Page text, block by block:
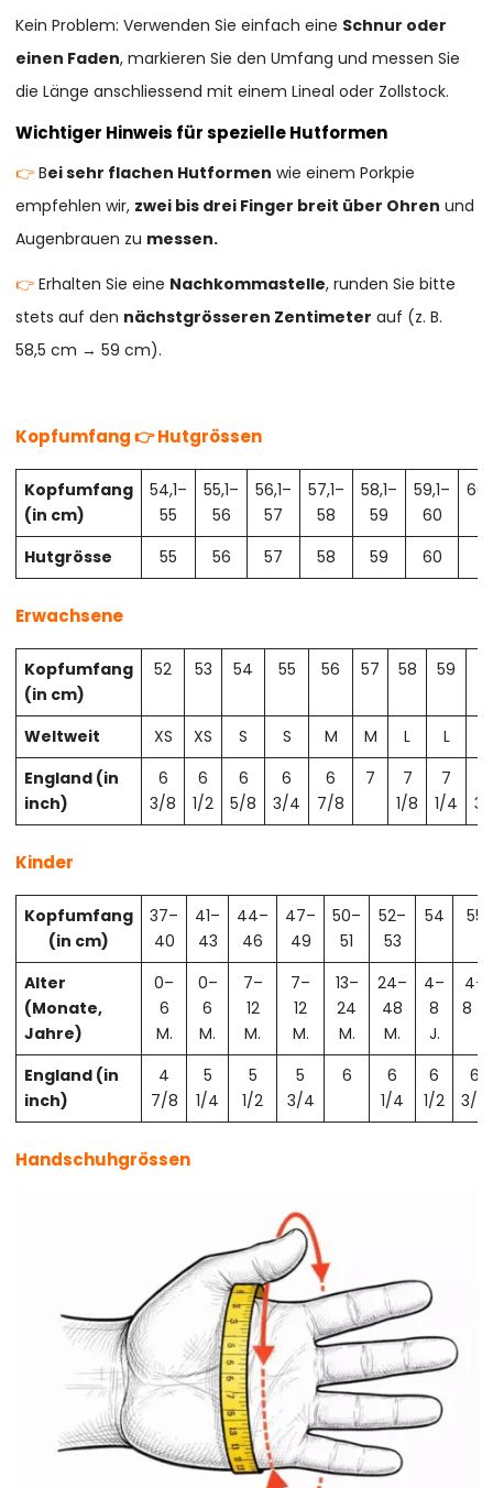
Kein Problem: Verwenden Sie einfach eine Schnur oder
einen Faden, markieren Sie den Umfang und messen Sie
die Länge anschliessend mit einem Lineal oder Zollstock.
Wichtiger Hinweis für spezielle Hutformen
👉Bei sehr flachen Hutformen wie einem Porkpie
empfehlen wir, zwei bis drei Finger breit über Ohren und
Augenbrauen zu messen.
👉Erhalten Sie eine Nachkommastelle, runden Sie bitte
stets auf den nächstgrösseren Zentimeter auf (z. B.
58,5 cm → 59 cm).
Kopfumfang 👉 Hutgrössen
Kopfumfang
(in cm)
54,1–
55
55,1–
56
56,1–
57
57,1–
58
58,1–
59
59,1–
60
Hutgrösse
55 56 57 58 59 60
Erwachsene
Kopfumfang
(in cm)
52 53 54 55 56 57 58 59
Weltweit XS XS S S M M L L
England (in
inch)
6
3/8
6
1/2
6
5/8
6
3/4
6
7/8
7
7
1/8
7
1/4
Kinder
Kopfumfang
(in cm)
37–
40
41–
43
44–
46
47–
49
50–
51
52–
53
54 55
Alter
(Monate,
Jahre)
0–
6
M.
0–
6
M.
7–
12
M.
7–
12
M.
13–
24
M.
24–
48
M.
4–
8
J.
4–
8 J.
England (in
inch)
4
7/8
5
1/4
5
1/2
5
3/4
6
6
1/4
6
1/2
6
3/4
Handschuhgrössen